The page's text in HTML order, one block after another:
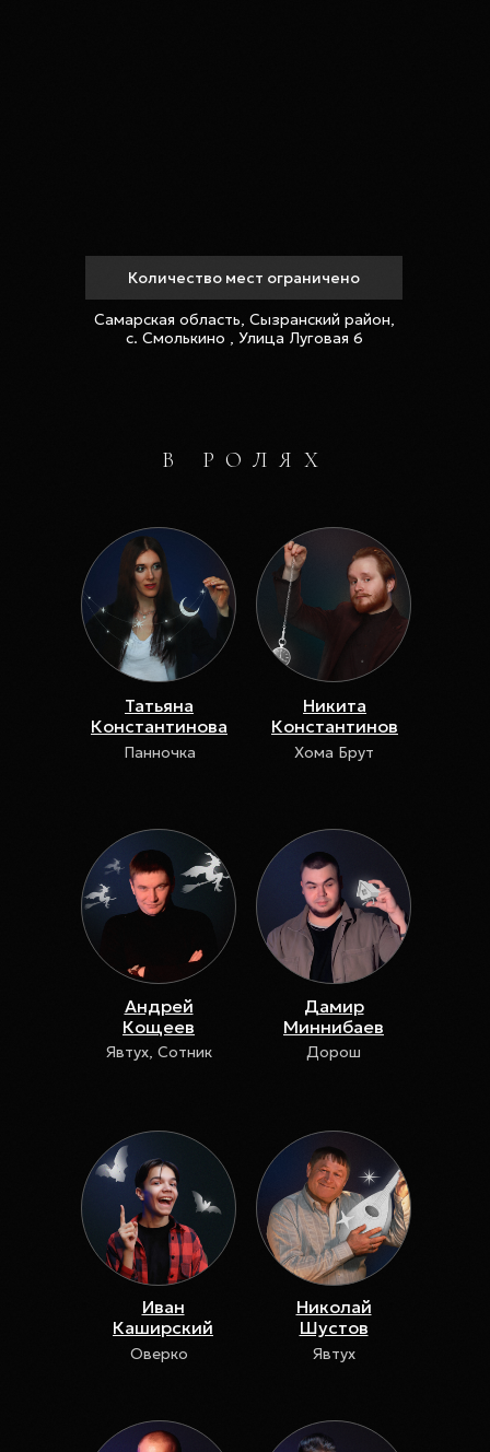
Количество мест ограничено
Самарская область, Сызранский район,
с. Смолькино , Улица Луговая 6
В РОЛЯХ
Татьяна
Константинова
Никита
Константинов
Панночка
Андрей
Кощеев
Хома Брут
Дамир
Миннибаев
Явтух, Сотник
Иван
Каширский
Дорош
Николай
Шустов
Оверко Явтух